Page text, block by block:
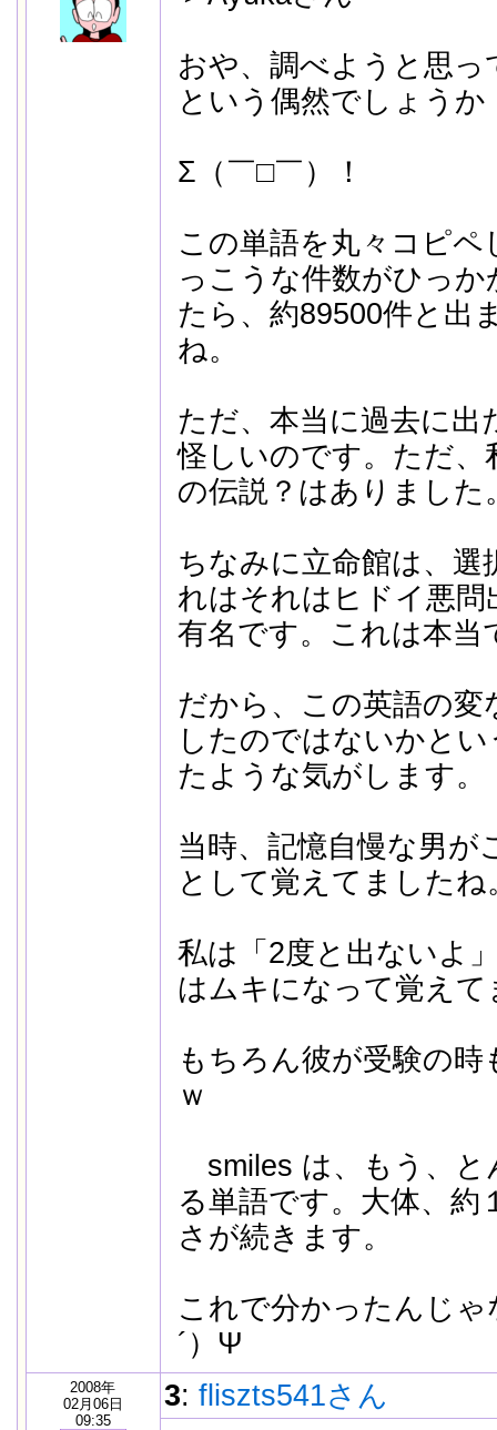
おや、調べようと思
という偶然でしょうか
Σ（￣□￣）！
この単語を丸々コピ
っこうな件数がひっ
たら、約89500件と出
ね。
ただ、本当に過去に出
怪しいのです。ただ、
の伝説？はありました
ちなみに立命館は、選
れはそれはヒドイ悪問
有名です。これは本当
だから、この英語の変
したのではないかと
たような気がします。
当時、記憶自慢な男が
として覚えてましたね
私は「2度と出ないよ
はムキになって覚えて
もちろん彼が受験の
ｗ
smiles は、もう、と
る単語です。大体、約
さが続きます。
これで分かったんじ
´）Ψ
2008年
02月06日
09:35
3: fliszts541さん